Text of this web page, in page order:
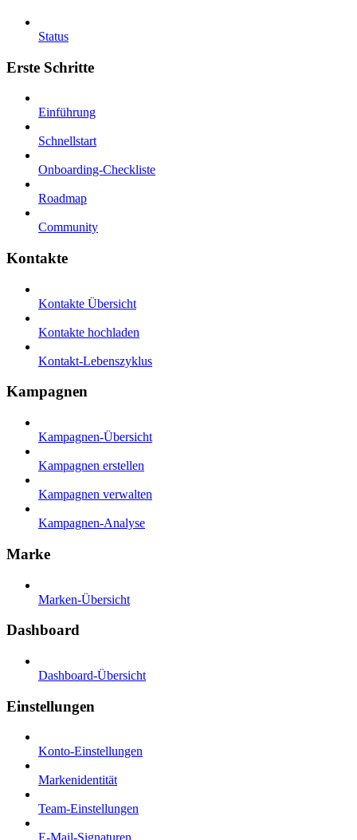
Status
Erste Schritte
Einführung
Schnellstart
Onboarding-Checkliste
Roadmap
Community
Kontakte
Kontakte Übersicht
Kontakte hochladen
Kontakt-Lebenszyklus
Kampagnen
Kampagnen-Übersicht
Kampagnen erstellen
Kampagnen verwalten
Kampagnen-Analyse
Marke
Marken-Übersicht
Dashboard
Dashboard-Übersicht
Einstellungen
Konto-Einstellungen
Markenidentität
Team-Einstellungen